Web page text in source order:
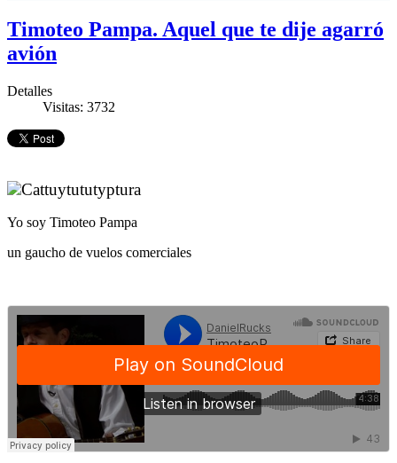
Timoteo Pampa. Aquel que te dije agarró
avión
Detalles
Visitas: 3732
Yo soy Timoteo Pampa
un gaucho de vuelos comerciales